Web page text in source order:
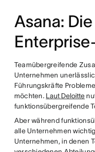
Asana:
Teamübergreifende
Unternehmen
Führungskräfte
möchten. Laut Deloitte
funktionsübergreifende
Aber während
alle Unternehmen
Unternehmen, in denen